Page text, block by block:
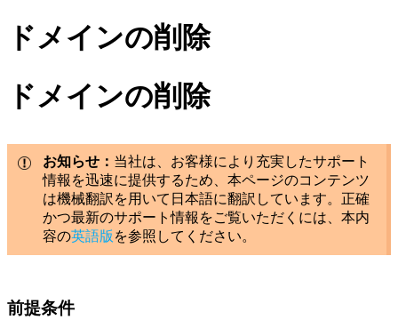
ドメインの削除
ドメインの削除
お知らせ： 当社は、お客様により充実したサポート
情報を迅速に提供するため、本ページのコンテンツ
は機械翻訳を用いて日本語に翻訳しています。正確
かつ最新のサポート情報をご覧いただくには、本内
容の英語版 を参照してください。
前提条件